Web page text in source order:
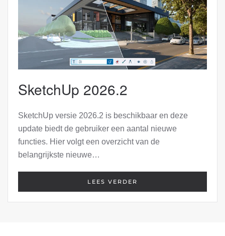
SketchUp 2026.2
SketchUp versie 2026.2 is beschikbaar en deze
update biedt de gebruiker een aantal nieuwe
functies. Hier volgt een overzicht van de
belangrijkste nieuwe…
LEES VERDER